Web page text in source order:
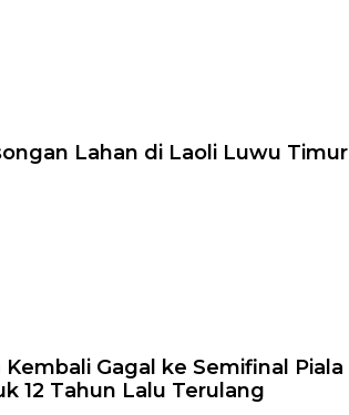
Lahan di Laoli Luwu Timur
Gagal ke Semifinal Piala
12 Tahun Lalu Terulang